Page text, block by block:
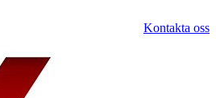
Kontakta oss